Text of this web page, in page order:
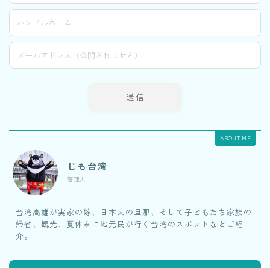
ABOUT ME
じも台湾
管理人
台湾高雄が実家の嫁、日本人の旦那、そして子どもたち家族の
帰省、観光、夏休みに地元民が行く台湾のスポットなどご紹
介。